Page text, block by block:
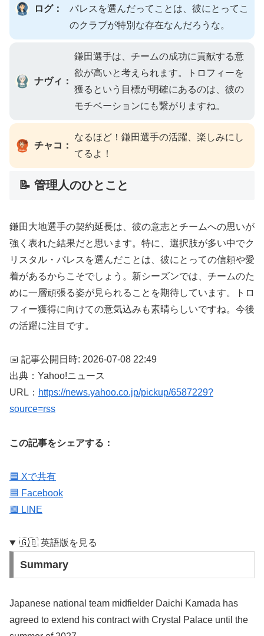
ログ：
パレスを選んだってことは、彼にとってこ
のクラブが特別な存在なんだろうな。
ナヴィ：
鎌田選手は、チームの成功に貢献する意
欲が高いと考えられます。トロフィーを
獲るという目標が明確にあるのは、彼の
モチベーションにも繋がりますね。
チャコ：
なるほど！鎌田選手の活躍、楽しみにし
てるよ！
📝 管理人のひとこと
鎌田大地選手の契約延長は、彼の意志とチームへの思いが
強く表れた結果だと思います。特に、選択肢が多い中でク
リスタル・パレスを選んだことは、彼にとっての信頼や愛
着があるからこそでしょう。新シーズンでは、チームのた
めに一層頑張る姿が見られることを期待しています。トロ
フィー獲得に向けての意気込みも素晴らしいですね。今後
の活躍に注目です。
📅 記事公開日時: 2026-07-08 22:49
出典：Yahoo!ニュース
URL： https://news.yahoo.co.jp/pickup/6587229?
source=rss
この記事をシェアする：
🟦 Xで共有
🟦 Facebook
🟩 LINE
🇬🇧 英語版を見る
Summary
Japanese national team midfielder Daichi Kamada has
agreed to extend his contract with Crystal Palace until the